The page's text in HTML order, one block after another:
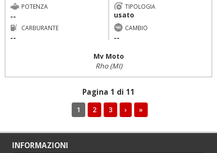
POTENZA
--
TIPOLOGIA
usato
CARBURANTE
--
CAMBIO
--
Mv Moto
Rho (MI)
Pagina 1 di 11
1 2 3 › »
INFORMAZIONI